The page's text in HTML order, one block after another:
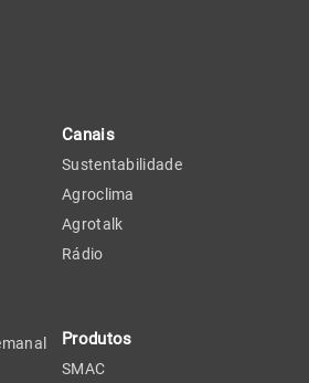
Canais
Sustentabilidade
Agroclima
Agrotalk
Rádio
Produtos
SMAC